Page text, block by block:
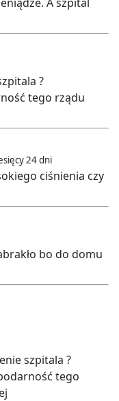
?
tego rządu
24 dni
ciśnienia czy
bo do domu
szpitala ?
tego